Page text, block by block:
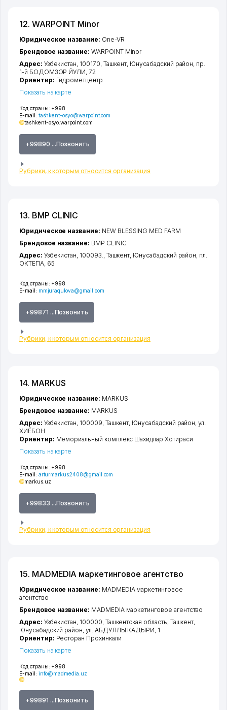
12. WARPOINT Minor
Код страны: +998
E-mail: tashkent-osyo@warpoint.com
tashkent-osyo.warpoint.com
+99890 ...Позвонить
Рубрики, к которым относится организация
Юридическое название: One-VR
Брендовое название: WARPOINT Minor
Адрес: Узбекистан, 100170, Ташкент, Юнусабадский район, пр.
1-й БОДОМЗОР ЙУЛИ, 72
Ориентир: Гидрометцентр
Показать на карте
13. BMP CLINIC
Код страны: +998
E-mail: mmjuraqulova@gmail.com
+99871 ...Позвонить
Рубрики, к которым относится организация
Юридическое название: NEW BLESSING MED FARM
Брендовое название: BMP CLINIC
Адрес: Узбекистан, 100093., Ташкент Юнусабадский район пл.
ОКТЕПА, 65
14. MARKUS
Код страны: +998
E-mail: arturmarkus2408@gmail.com
markus.uz
+99833 ...Позвонить
Рубрики, к которым относится организация
Юридическое название: MARKUS
Брендовое название: MARKUS
Адрес: Узбекистан, 100009, Ташкент Юнусабадский район ,ул.
ХИЁБОН
Ориентир: Мемориальный комплекс Шахидлар Хотираси
Показать на карте
15. MADMEDIA маркетинговое агентство
Код страны: +998
E-mail: info@madmedia.uz
+99891 ...Позвонить
Юридическое название: MADMEDIA маркетинговое
агентство
Брендовое название: MADMEDIA маркетинговое агентство
Адрес: Узбекистан, 100000, Ташкентская область Ташкент
Юнусабадский район ,ул. АБДУЛЛЫ КАДЫРИ , 1
Ориентир: Ресторан Прохинкали
Показать на карте